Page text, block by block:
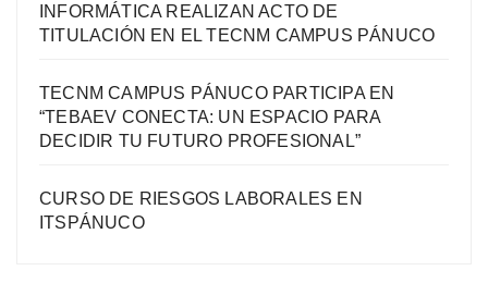
INFORMÁTICA REALIZAN ACTO DE
TITULACIÓN EN EL TECNM CAMPUS PÁNUCO
TECNM CAMPUS PÁNUCO PARTICIPA EN
“TEBAEV CONECTA: UN ESPACIO PARA
DECIDIR TU FUTURO PROFESIONAL”
CURSO DE RIESGOS LABORALES EN
ITSPÁNUCO